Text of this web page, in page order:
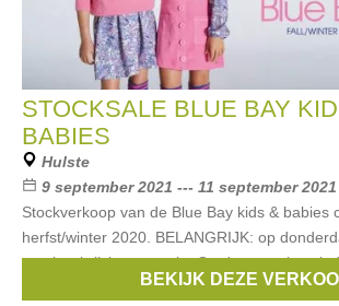
STOCKSALE BLUE BAY
BABIES
Hulste
9 september 2021 --- 11 september 2021
Stockverkoop van de Blue Bay kids & babies
herfst/winter 2020. BELANGRIJK: op
met inschrijving gewerkt. Op deze pagina
waarmee je je kan inschrijven.
BEKIJK DEZE